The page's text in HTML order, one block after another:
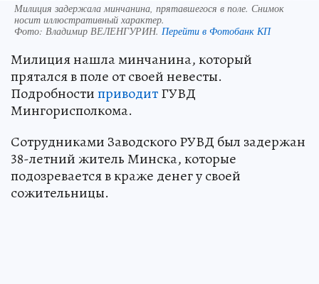
Милиция задержала минчанина, прятавшегося в поле. Снимок
носит иллюстративный характер.
Фото: Владимир ВЕЛЕНГУРИН. Перейти в Фотобанк КП
Милиция нашла минчанина, который
прятался в поле от своей невесты.
ПодробностиприводитГУВД
Мингорисполкома.
Сотрудниками Заводского РУВД был задержан
38-летний житель Минска, которые
подозревается в краже денег у своей
сожительницы.